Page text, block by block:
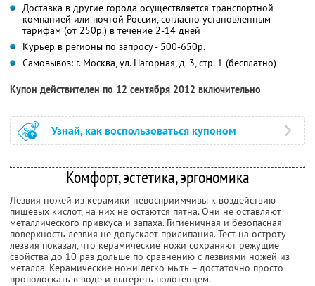
Доставка в другие города осуществляется транспортной
компанией или почтой России, согласно установленным
тарифам (от 250р.) в течение 2-14 дней
Курьер в регионы по запросу - 500-650р.
Самовывоз: г. Москва, ул. Нагорная, д. 3, стр. 1 (бесплатно)
Купон действителен по 12 сентября 2012 включительно
Узнай, как воспользоваться купоном
Комфорт, эстетика, эргономика
Лезвия ножей из керамики невосприимчивы к воздействию
пищевых кислот, на них не остаются пятна. Они не оставляют
металлического привкуса и запаха. Гигиеничная и безопасная
поверхность лезвия не допускает прилипания. Тест на остроту
лезвия показал, что керамические ножи сохраняют режущие
свойства до 10 раз дольше по сравнению с лезвиями ножей из
металла. Керамические ножи легко мыть – достаточно просто
прополоскать в воде и вытереть полотенцем.